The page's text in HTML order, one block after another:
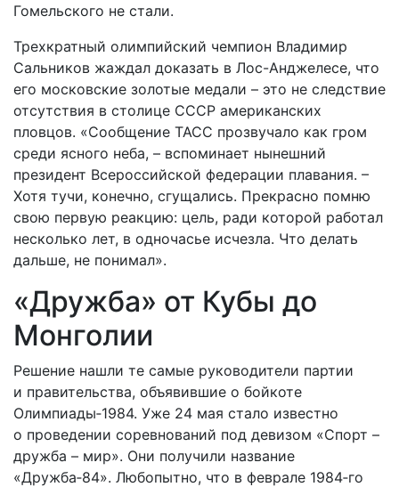
Гомельского не стали.
Трехкратный олимпийский чемпион Владимир
Сальников жаждал доказать в Лос-Анджелесе, что
его московские золотые медали – это не следствие
отсутствия в столице СССР американских
пловцов. «Сообщение ТАСС прозвучало как гром
среди ясного неба, – вспоминает нынешний
президент Всероссийской федерации плавания. –
Хотя тучи, конечно, сгущались. Прекрасно помню
свою первую реакцию: цель, ради которой работал
несколько лет, в одночасье исчезла. Что делать
дальше, не понимал».
«Дружба» от Кубы до
Монголии
Решение нашли те самые руководители партии
и правительства, объявившие о бойкоте
Олимпиады‑1984. Уже 24 мая стало известно
о проведении соревнований под девизом «Спорт –
дружба – мир». Они получили название
«Дружба‑84». Любопытно, что в феврале 1984‑го